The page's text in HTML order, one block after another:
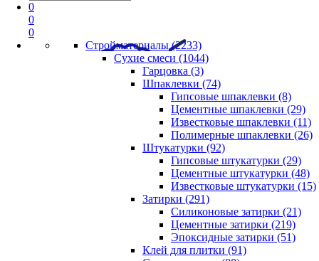
0
0
0
Стройматериалы (2233)
Сухие смеси (1044)
Гарцовка (3)
Шпаклевки (74)
Гипсовые шпаклевки (8)
Цементные шпаклевки (29)
Известковые шпаклевки (11)
Полимерные шпаклевки (26)
Штукатурки (92)
Гипсовые штукатурки (29)
Цементные штукатурки (48)
Известковые штукатурки (15)
Затирки (291)
Силиконовые затирки (21)
Цементные затирки (219)
Эпоксидные затирки (51)
Клей для плитки (91)